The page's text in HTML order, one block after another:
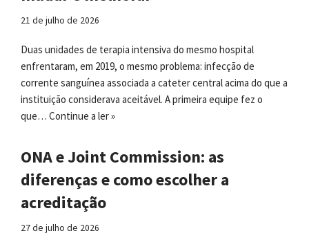
21 de julho de 2026
Duas unidades de terapia intensiva do mesmo hospital
enfrentaram, em 2019, o mesmo problema: infecção de
corrente sanguínea associada a cateter central acima do que a
instituição considerava aceitável. A primeira equipe fez o
que… Continue a ler »
ONA e Joint Commission: as
diferenças e como escolher a
acreditação
27 de julho de 2026